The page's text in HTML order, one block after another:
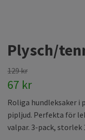
Plysch/
129 kr
67 kr
Roliga hundleksaker i
pipljud. Perfekta för
valpar. 3-pack, storlek